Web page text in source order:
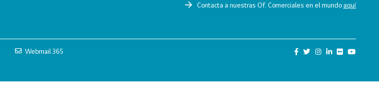
Contacta a nuestras Of. Comerciales en el mundoaquí
Webmail 365